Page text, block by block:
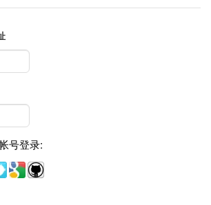
号登录: